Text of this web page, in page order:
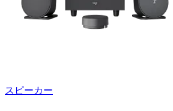
スピーカー